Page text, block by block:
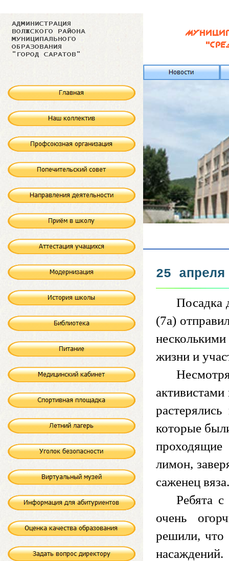
25
Посадка
(7а)
жизни и
которые
лимон,
саженец вяза.
Ребята
очень
решили, что